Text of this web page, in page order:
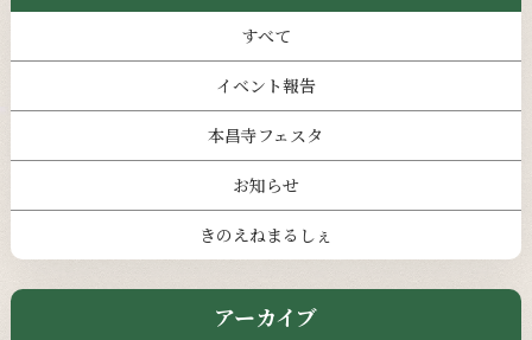
すべて
イベント報告
本昌寺フェスタ
お知らせ
きのえねまるしぇ
アーカイブ